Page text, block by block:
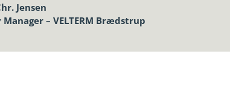
Jensen
Manager – VELTERM Brædstrup